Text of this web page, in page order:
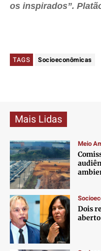
os inspirados”.
TAGS Socioeconômicas
Mais Lidas
Meio
Dois